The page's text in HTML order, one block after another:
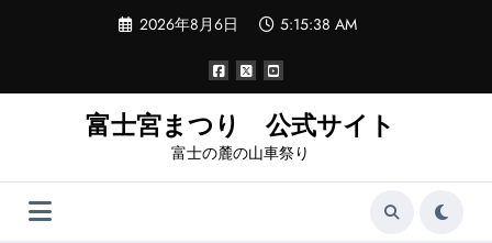
ツ
2026年8月6日 5:15:38 AM
富士宮まつり 公式サイト
富士の麓の山車祭り